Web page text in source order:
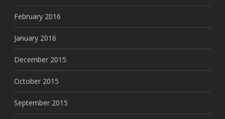
February 2016
January 2016
December 2015
October 2015
September 2015